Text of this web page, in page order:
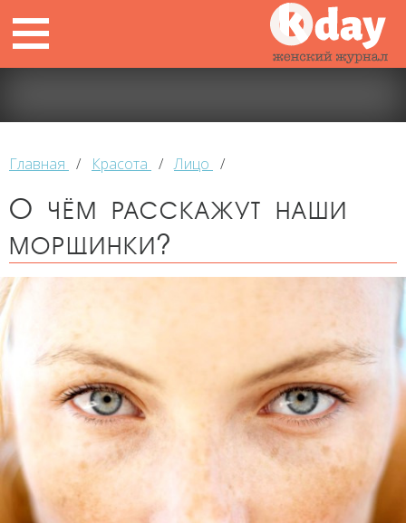
Главная / Красота /Лицо /
О чём расскажут наши
морщинки?